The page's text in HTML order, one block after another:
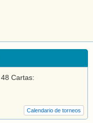
Cartas:
Calendario de torneos